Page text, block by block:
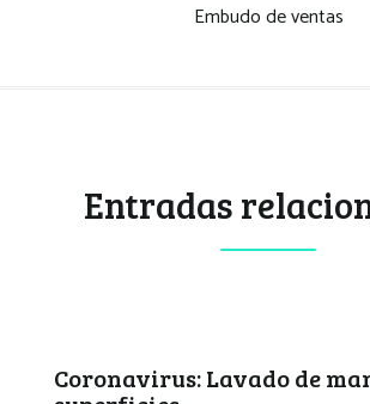
Embudo de ventas
Entradas
Coronavirus: Lavado de